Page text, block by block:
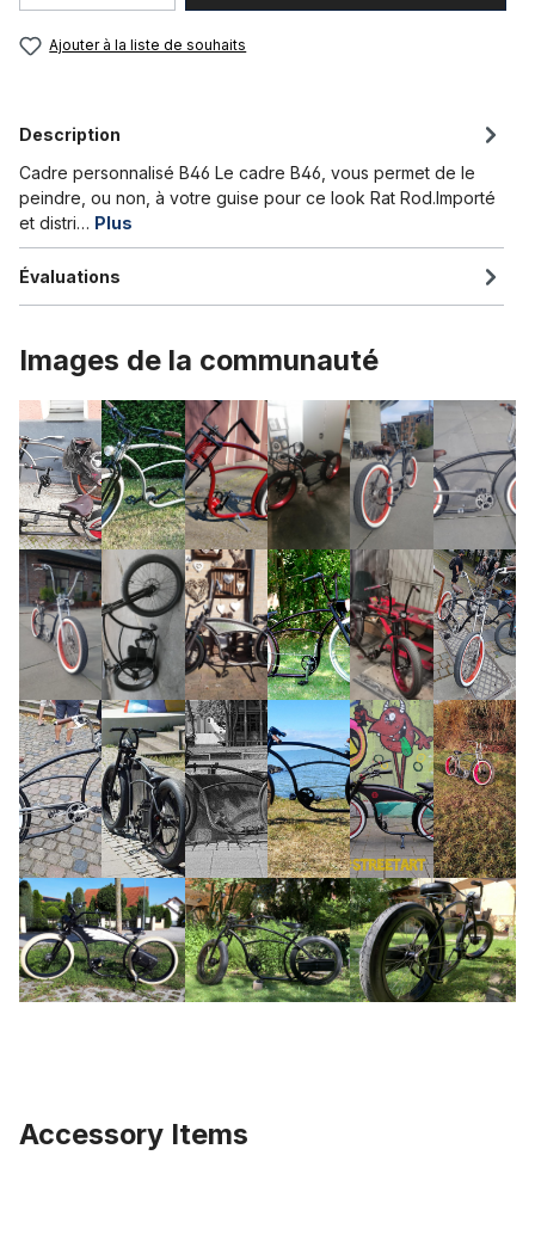
Ajouter à la liste de souhaits
Description
Cadre personnalisé B46 Le cadre B46, vous permet de le
peindre, ou non, à votre guise pour ce look Rat Rod.Importé
et distri… Plus
Évaluations
Images de la communauté
Accessory Items